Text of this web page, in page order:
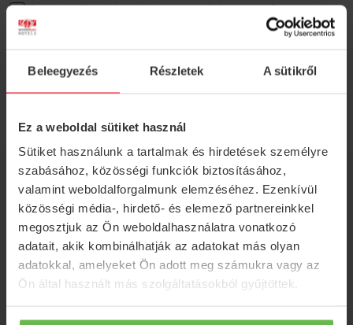
Beleegyezés Részletek A sütikről
Ez a weboldal sütiket használ
Sütiket használunk a tartalmak és hirdetések személyre
szabásához, közösségi funkciók biztosításához,
valamint weboldalforgalmunk elemzéséhez. Ezenkívül
közösségi média-, hirdető- és elemező partnereinkkel
megosztjuk az Ön weboldalhasználatra vonatkozó
adatait, akik kombinálhatják az adatokat más olyan
adatokkal, amelyeket Ön adott meg számukra vagy az
Ön által használt más szolgáltatásokból gyűjtöttek.
Azadatvédelmi nyilatkozatotelolvastam és
elfogadom.
ELÉRHETŐSÉGEK
H-5350 Tiszafüred, Húszöles út 27.
reservation@balneum.hu
+36 59 886 200